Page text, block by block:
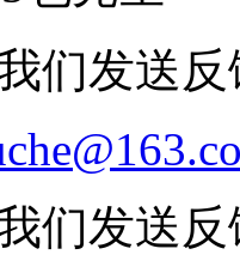
们发送
们发送